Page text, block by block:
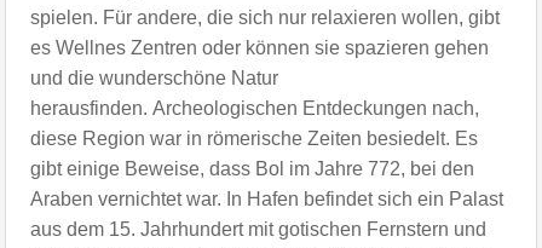
spielen. Für andere, die sich nur relaxieren wollen, gibt
es Wellnes Zentren oder können sie spazieren gehen
und die wunderschöne Natur
herausfinden. Archeologischen Entdeckungen nach,
diese Region war in römerische Zeiten besiedelt. Es
gibt einige Beweise, dass Bol im Jahre 772, bei den
Araben vernichtet war. In Hafen befindet sich ein Palast
aus dem 15. Jahrhundert mit gotischen Fernstern und